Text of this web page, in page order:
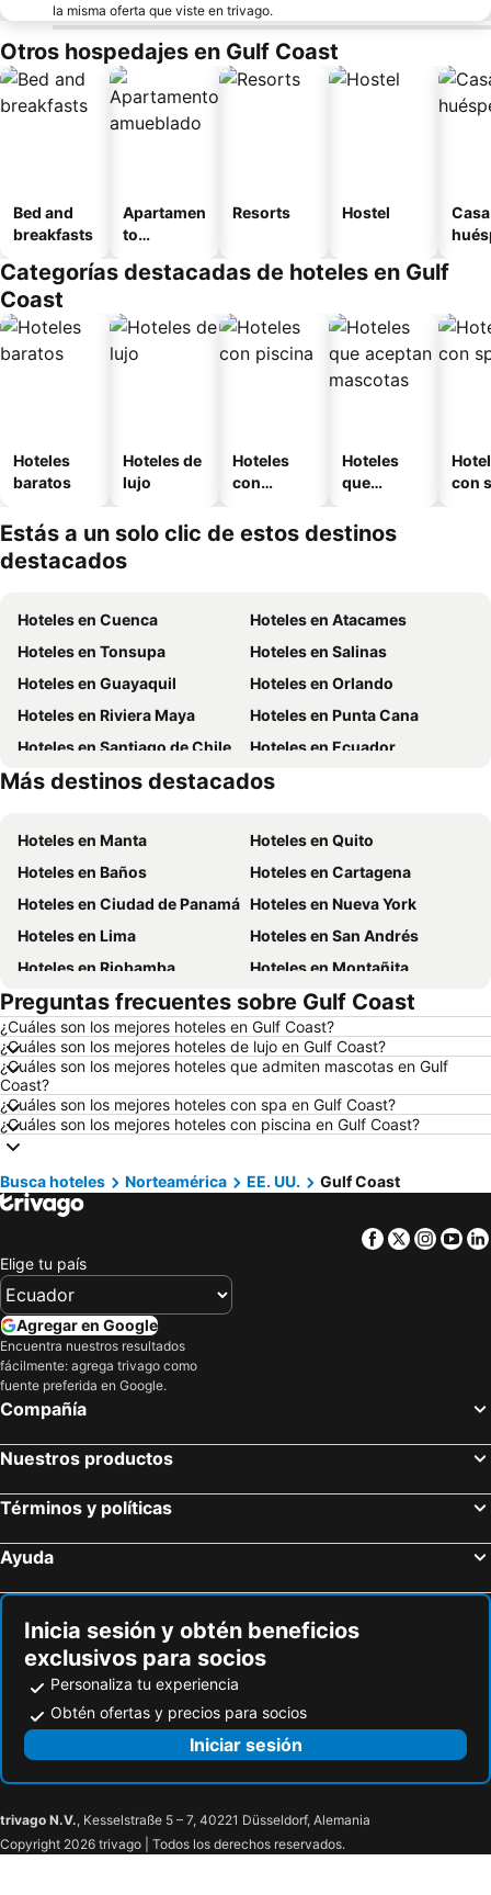
la misma oferta que viste en trivago.
Otros hospedajes en Gulf Coast
Bed and
breakfasts
Apartamen
to
o
Resorts Hostel
Categorías destacadas de hoteles en Gulf
Coast
Hoteles
baratos
Hoteles de
lujo
Hoteles
con
Hoteles
que
mascotas
con
Estás a un solo clic de estos destinos
destacados
Hoteles en Cuenca
Hoteles en Atacames
Hoteles en Tonsupa
Hoteles en Salinas
Hoteles en Guayaquil
Hoteles en Orlando
Hoteles en Riviera Maya
Hoteles en Punta Cana
Hoteles en Santiago de Chile
Hoteles en Ecuador
Hoteles en México
Hoteles en Panamá
Más destinos destacados
Hoteles en Manta
Hoteles en Quito
Hoteles en Baños
Hoteles en Cartagena
Hoteles en Ciudad de Panamá Hoteles en Nueva York
Hoteles en Lima
Hoteles en San Andrés
Hoteles en Riobamba
Hoteles en Montañita
Hoteles en Puerto López
Hoteles en Pedernales
Hoteles en Miami
Hoteles en Roma
Hoteles en Ambato
Hoteles en Cojimies
Hoteles en Lisboa
Hoteles en Zorritos
Hoteles en Oporto
Hoteles en Chicago
Hoteles en Curazao
Hoteles en Guatemala
Hoteles en Santa Cruz
Hoteles en Campania
Hoteles en Manabí
Hoteles en Italia
Hoteles en Tailandia
Hoteles en El Caribe
Hoteles en Tumbes
Hoteles en San Cristóbal
Preguntas frecuentes sobre Gulf Coast
¿Cuáles son los mejores hoteles en Gulf Coast?
¿Cuáles son los mejores hoteles de lujo en Gulf Coast?
¿Cuáles son los mejores hoteles que admiten mascotas en Gulf
Coast?
¿Cuáles son los mejores hoteles con spa en Gulf Coast?
¿Cuáles son los mejores hoteles con piscina en Gulf Coast?
Busca hoteles Norteamérica EE. UU. Gulf Coast
Facebook
Twitter
Elige tu país
Agregar en Google
Encuentra nuestros resultados
fácilmente: agrega trivago como
fuente preferida en Google.
Compañía
Nuestros productos
Términos y políticas
Ayuda
Inicia sesión y obtén beneficios
exclusivos para socios
Personaliza tu experiencia
Obtén ofertas y precios para socios
Iniciar sesión
trivago N.V., Kesselstraße 5 – 7, 40221 Düsseldorf, Alemania
Copyright 2026 trivago | Todos los derechos reservados.